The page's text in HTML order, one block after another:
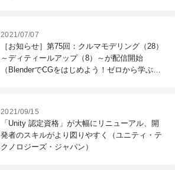
2021/07/07
［お知らせ］第75回：クルマモデリング（28）
～ディティールアップ（8）～が配信開始
（BlenderでCGをはじめよう！ゼロから学ぶ
2021/09/15
「Unity 認定資格」が大幅にリニューアル、開
発者のスキルがより図りやすく（ユニティ・テ
クノロジーズ・ジャパン）